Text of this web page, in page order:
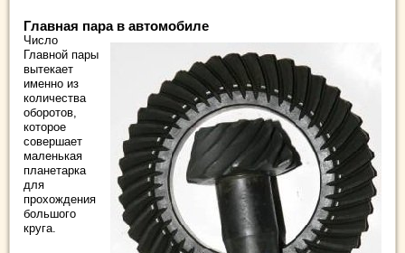
Главная пара в автомобиле
Число
Главной пары
вытекает
именно из
количества
оборотов,
которое
совершает
маленькая
планетарка
для
прохождения
большого
круга.